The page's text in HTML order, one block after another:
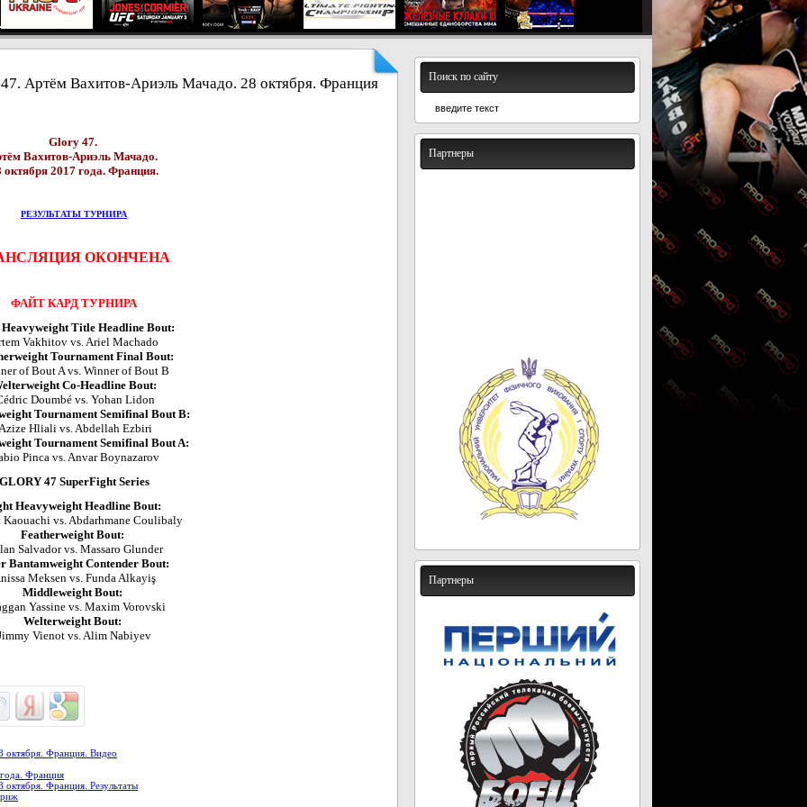
Артём Вахитов-Ариэль Мачадо. 28 октября. Франция
Glory 47.
Вахитов-Ариэль Мачадо.
октября 2017 года. Франция.
РЕЗУЛЬТАТЫ ТУРНИРА
ОКОНЧЕНА
ФАЙТ КАРД ТУРНИРА
Title Headline Bout:
Vakhitov vs. Ariel Machado
Tournament Final Bout:
of Bout A vs. Winner of Bout B
Co-Headline Bout:
Doumbé vs. Yohan Lidon
Tournament Semifinal Bout B:
Hliali vs. Abdellah Ezbiri
Tournament Semifinal Bout A:
Pinca vs. Anvar Boynazarov
47 SuperFight Series
Heavyweight Headline Bout:
Kaouachi vs. Abdarhmane Coulibaly
Featherweight Bout:
Salvador vs. Massaro Glunder
Bantamweight Contender Bout:
Meksen vs. Funda Alkayiş
Middleweight Bout:
Yassine vs. Maxim Vorovski
Welterweight Bout:
Vienot vs. Alim Nabiyev
Франция. Видео
Франция
Франция. Результаты
Поиск по сайту
Партнеры
Партнеры